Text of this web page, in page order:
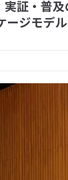
証・普及
ジモデ